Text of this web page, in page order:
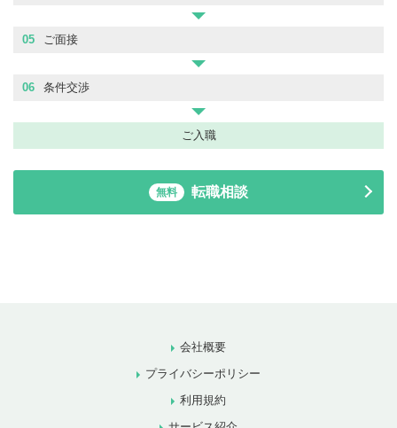
05 ご面接
06 条件交渉
ご入職
無料 転職相談
会社概要
プライバシーポリシー
利用規約